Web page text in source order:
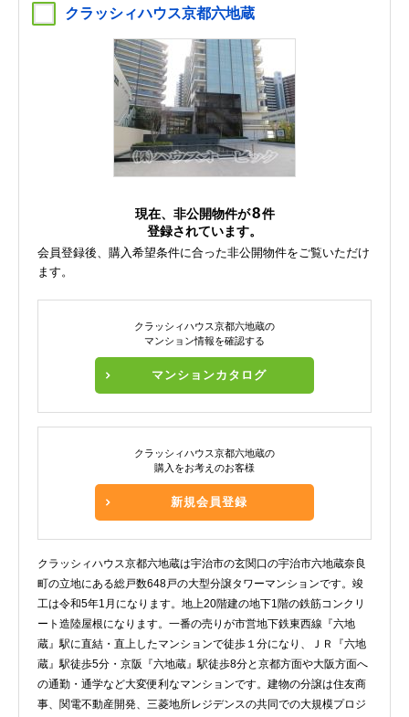
クラッシィハウス京都六地蔵
現在、非公開物件が8件
登録されています。
会員登録後、購入希望条件に合った非公開物件をご覧いただけ
ます。
クラッシィハウス京都六地蔵の
マンション情報を確認する
マンションカタログ
クラッシィハウス京都六地蔵の
購入をお考えのお客様
新規会員登録
クラッシィハウス京都六地蔵は宇治市の玄関口の宇治市六地蔵奈良
町の立地にある総戸数648戸の大型分譲タワーマンションです。竣
工は令和5年1月になります。地上20階建の地下1階の鉄筋コンクリ
ート造陸屋根になります。一番の売りが市営地下鉄東西線『六地
蔵』駅に直結・直上したマンションで徒歩１分になり、ＪＲ『六地
蔵』駅徒歩5分・京阪『六地蔵』駅徒歩8分と京都方面や大阪方面へ
の通勤・通学など大変便利なマンションです。建物の分譲は住友商
事、関電不動産開発、三菱地所レジデンスの共同での大規模プロジ